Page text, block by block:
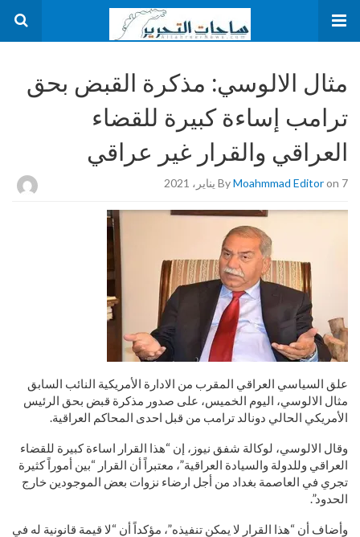
مثال الالوسي: مذكرة القبض بحق
ترامب إساءة كبيرة للقضاء
العراقي والقرار غير عراقي
ByMoahmmad Editoron 7 يناير، 2021
علق السياسي العراقي المقرب من الادارة الأمريكية النائب السابق
مثال الالوسي، اليوم الخميس، على صدور مذكرة قبض بحق الرئيس
الأمريكي الحالي دونالد ترامب من قبل احدى المحاكم العراقية.
وقال الالوسي، لوكالة شفق نيوز، إن “هذا القرار اساءة كبيرة للقضاء
العراقي وللدولة والسيادة العراقية”، معتبراً أن القرار “بين أموراً كثيرة
تجري في العاصمة بغداد من أجل ارضاء نزوات بعض الموجودين خارج
الحدود”.
وأضاف أن “هذا القرار لا يمكن تنفيذه”، مؤكداً أن “لا قيمة قانونية له في